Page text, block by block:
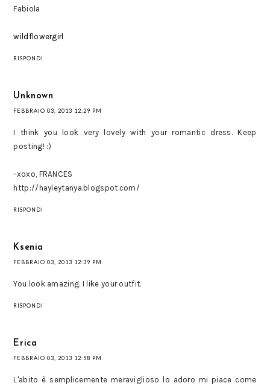
Fabiola
wildflowergirl
RISPONDI
Unknown
FEBBRAIO 03, 2013 12:29 PM
I think you look very lovely with your romantic dress. Keep
posting! :)
-xoxo, FRANCES
http://hayleytanya.blogspot.com/
RISPONDI
Ksenia
FEBBRAIO 03, 2013 12:39 PM
You look amazing. I like your outfit.
RISPONDI
Erica
FEBBRAIO 03, 2013 12:58 PM
L'abito è semplicemente meraviglioso lo adoro mi piace come